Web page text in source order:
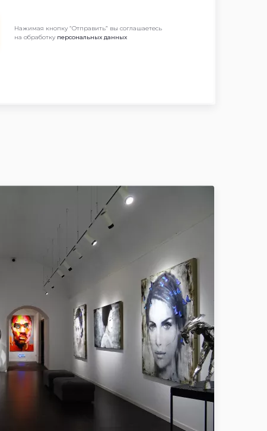
Нажимая кнопку “Отправить” вы соглашаетесь
на обработку персональных данных